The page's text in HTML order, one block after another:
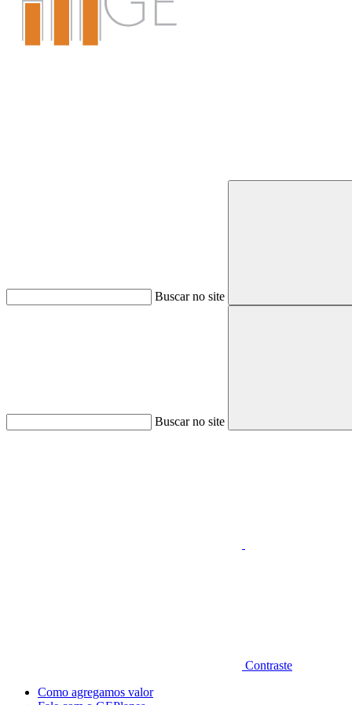
Buscar no site
Buscar no site
Contraste
Como agregamos valor